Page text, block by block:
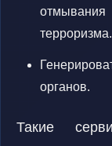
терроризма.
органов.
Такие